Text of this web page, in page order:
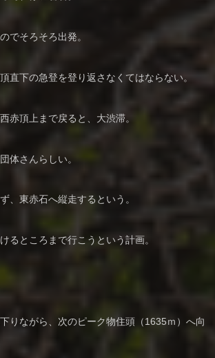
でそろそろ出発。
直下の急登を登り返さなくてはならない。
赤頂上まで戻ると、大渋滞。
体さんらしい。
、東赤石へ縦走するという。
るところまで行こうという計画。
りながら、次のピーク物住頭（1635ｍ）へ向